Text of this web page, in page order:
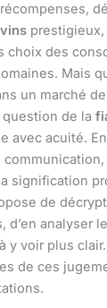
choix des
Mais
un marché
de la
avec acuité.
signification
de
d’en analyser
y voir plus
de ces